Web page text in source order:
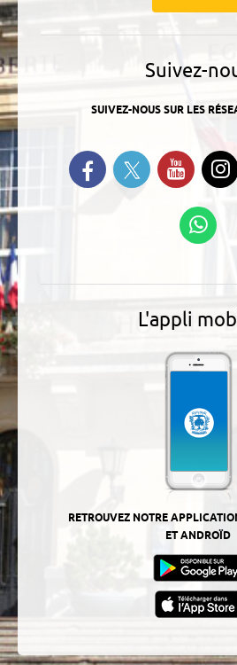
Suivez-
SUIVEZ-NOUS SUR LES
Retrouvez-nous sur
Suivez-nous
L'appli
RETROUVEZ NOTRE
ET ANDROÏD